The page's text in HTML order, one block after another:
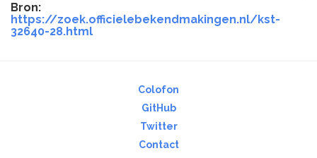
Bron:
https://zoek.officielebekendmakingen.nl/kst-
32640-28.html
Colofon
GitHub
Twitter
Contact